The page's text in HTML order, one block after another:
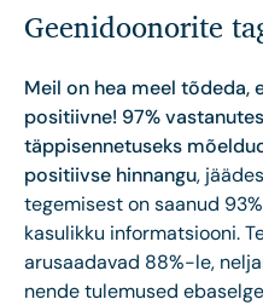
Geenidoonorite
Meil on hea meel tõdeda,
positiivne! 97%
täppisennetuseks
positiivse hinnangu,
tegemisest on saanud
kasulikku informatsiooni.
arusaadavad 88%-le,
nende tulemused